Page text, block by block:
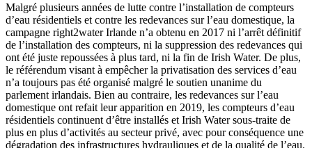
Malgré plusieurs années de lutte contre l’installation de compteurs
d’eau résidentiels et contre les redevances sur l’eau domestique, la
campagne right2water Irlande n’a obtenu en 2017 ni l’arrêt définitif
de l’installation des compteurs, ni la suppression des redevances qui
ont été juste repoussées à plus tard, ni la fin de Irish Water. De plus,
le référendum visant à empêcher la privatisation des services d’eau
n’a toujours pas été organisé malgré le soutien unanime du
parlement irlandais. Bien au contraire, les redevances sur l’eau
domestique ont refait leur apparition en 2019, les compteurs d’eau
résidentiels continuent d’être installés et Irish Water sous-traite de
plus en plus d’activités au secteur privé, avec pour conséquence une
dégradation des infrastructures hydrauliques et de la qualité de l’eau.